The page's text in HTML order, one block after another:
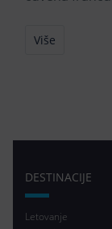
Više
DESTINACIJE
Letovanje